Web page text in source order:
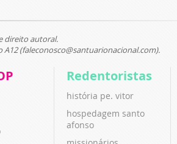
direito autoral.
(faleconosco@santuarionacional.com).
Redentoristas
história pe. vitor
hospedagem santo
afonso